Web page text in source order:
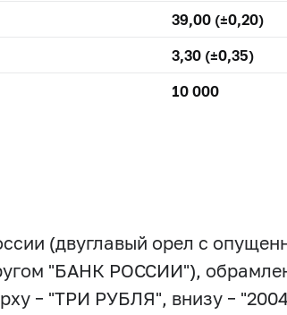
39,00 (±0,20)
3,30 (±0,35)
10 000
(двуглавый орел с
"БАНК РОССИИ"),
– "ТРИ РУБЛЯ", внизу –